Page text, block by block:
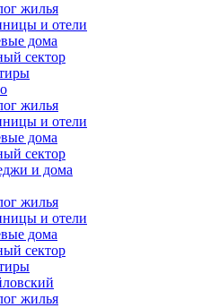
жилья
и отели
дома
сектор
жилья
и отели
дома
сектор
и дома
жилья
и отели
дома
сектор
жилья